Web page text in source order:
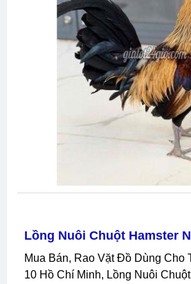
Lồng Nuôi Chuột Hamster
Mua Bán, Rao Vặt Đồ Dùng Cho Thú Cưng Quận
10 Hồ Chí Minh, Lồng Nuôi